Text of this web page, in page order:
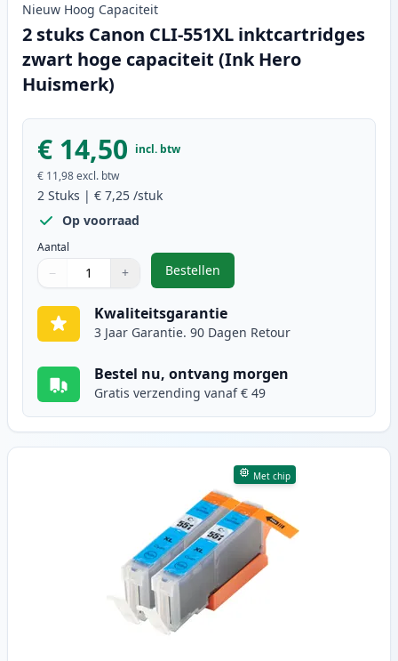
Nieuw Hoog Capaciteit
2 stuks Canon CLI-551XL inktcartridges
zwart hoge capaciteit (Ink Hero
Huismerk)
€ 14,50 incl. btw
€ 11,98excl. btw
2 Stuks | € 7,25 /stuk
Op voorraad
Aantal
Gebruik de knoppen om aan te passen
− +
1
Bestellen
,2 stuks Canon CLI-551XL
Kwaliteitsgarantie
3 Jaar Garantie. 90 Dagen Retour
Bestel nu, ontvang morgen
Gratis verzending vanaf € 49
Met chip